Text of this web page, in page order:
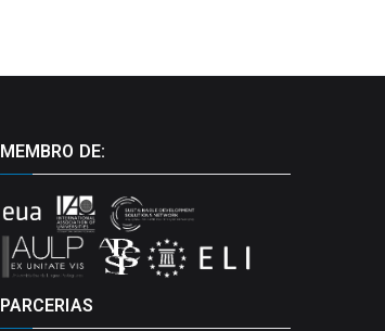
MEMBRO DE:
PARCERIAS